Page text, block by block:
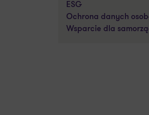
ESG
Ochrona danych
Wsparcie dla